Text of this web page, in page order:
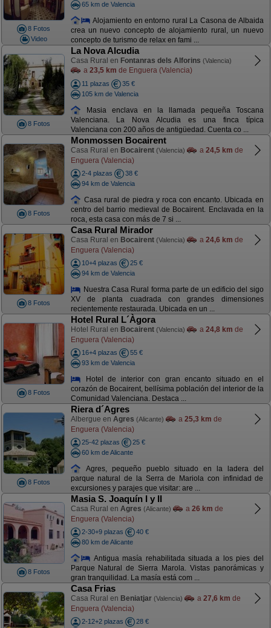
8 Fotos
Video
65 km de Valencia
Alojamiento en entorno rural La Casona de Albaida
crea un nuevo concepto de alojamiento rural, un nuevo
concepto de turismo de relax en fami ...
8 Fotos
La Nova Alcudia
Casa Rural en Fontanras dels Alforins (Valencia)
a 23,5 km de Enguera (Valencia)
11 plazas
35 €
105 km de Valencia
Masia enclava en la llamada pequeña Toscana
Valenciana. La Nova Alcudia es una finca típica
Valenciana con 200 años de antigüedad. Cuenta co ...
8 Fotos
Monmossen Bocairent
Casa Rural en Bocairent (Valencia) a 24,5 km de
Enguera (Valencia)
2-4 plazas
38 €
94 km de Valencia
Casa rural de piedra y roca con encanto. Ubicada en
centro del barrio medieval de Bocairent. Enclavada en la
roca, esta casa con más de 7 si ...
8 Fotos
Casa Rural Mirador
Casa Rural en Bocairent (Valencia) a 24,6 km de
Enguera (Valencia)
10+4 plazas
25 €
94 km de Valencia
Nuestra Casa Rural forma parte de un edificio del sigo
XV de planta cuadrada con grandes dimensiones
recientemente restaurada. Ubicada en un ...
8 Fotos
Hotel Rural L´Àgora
Hotel Rural en Bocairent (Valencia) a 24,8 km de
Enguera (Valencia)
16+4 plazas
55 €
93 km de Valencia
Hotel de interior con gran encanto situado en el
corazón de Bocairent, bellísima población del interior de la
Comunidad Valenciana. Destaca ...
8 Fotos
Riera d´Agres
Albergue en Agres (Alicante) a 25,3 km de
Enguera (Valencia)
25-42 plazas
25 €
60 km de Alicante
Agres, pequeño pueblo situado en la ladera del
parque natural de la Serra de Mariola con infinidad de
excursiones y parajes que visitar: are ...
8 Fotos
Masia S. Joaquín I y II
Casa Rural en Agres (Alicante) a 26 km de
Enguera (Valencia)
2-30+9 plazas
40 €
80 km de Alicante
Antigua masía rehabilitada situada a los pies del
Parque Natural de Sierra Marola. Vistas panorámicas y
gran tranquilidad. La masía está com ...
Casa Frias
Casa Rural en Beniatjar (Valencia) a 27,6 km de
Enguera (Valencia)
2-12+2 plazas
28 €